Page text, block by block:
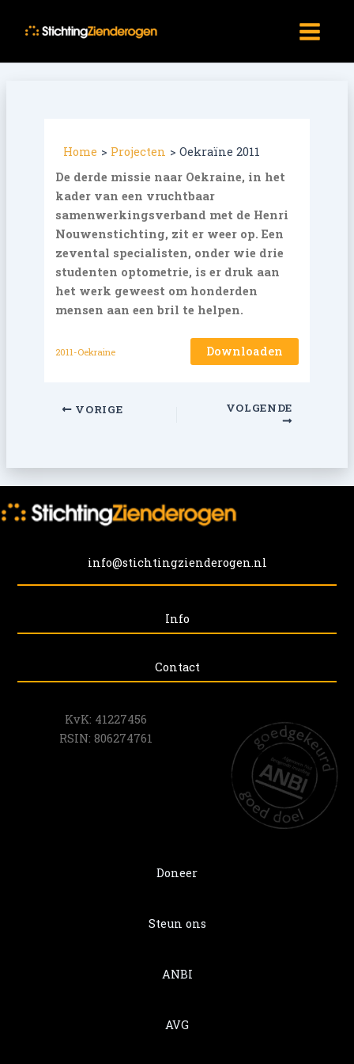
naar
inhoud
Menu
Home Projecten
Oekraïne 2011
De derde missie naar Oekraine, in het
kader van een vruchtbaar
samenwerkingsverband met de Henri
Nouwenstichting, zit er weer op. Een
zevental specialisten, onder wie drie
studenten optometrie, is er druk aan
het werk geweest om honderden
mensen aan een bril te helpen.
2011-Oekraine Downloaden
VORIGE VOLGENDE
info@stichtingzienderogen.nl
Info
Contact
KvK: 41227456
RSIN: 806274761
Doneer
Steun ons
ANBI
AVG